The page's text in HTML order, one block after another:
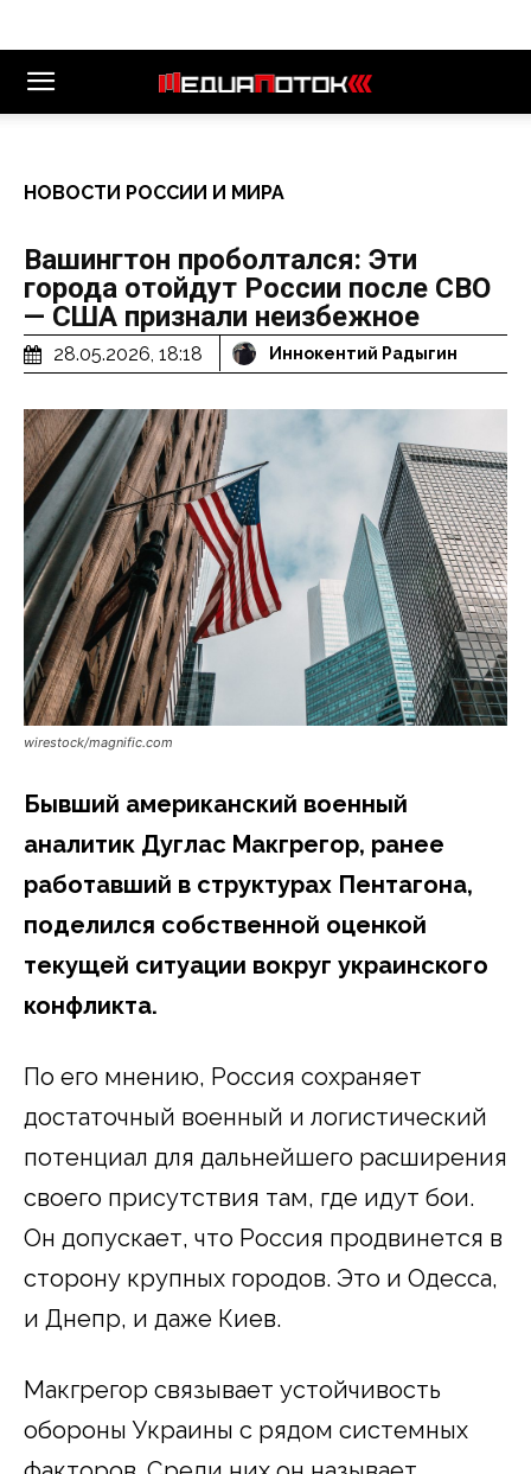
НОВОСТИ РОССИИ И МИРА
Вашингтон проболтался: Эти
города отойдут России после СВО
— США признали неизбежное
28.05.2026, 18:18 Иннокентий Радыгин
wirestock/magnific.com
Бывший американский военный
аналитик Дуглас Макгрегор, ранее
работавший в структурах Пентагона,
поделился собственной оценкой
текущей ситуации вокруг украинского
конфликта.
По его мнению, Россия сохраняет
достаточный военный и логистический
потенциал для дальнейшего расширения
своего присутствия там, где идут бои.
Он допускает, что Россия продвинется в
сторону крупных городов. Это и Одесса,
и Днепр, и даже Киев.
Макгрегор связывает устойчивость
обороны Украины с рядом системных